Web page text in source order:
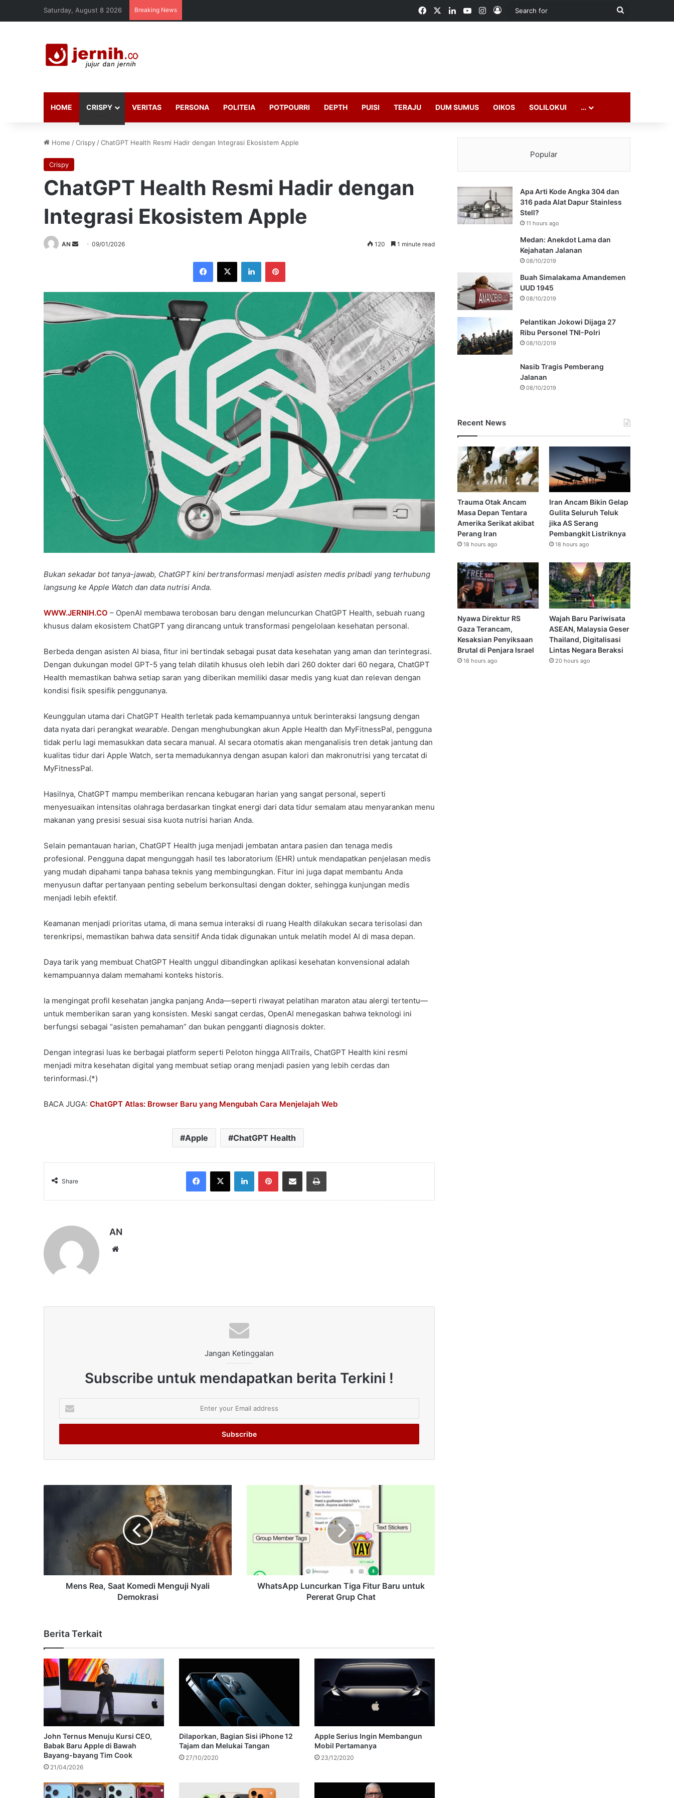
Saturday, August 8 2026 Breaking News FacebookLinkedInYouTubeInstagram
Log In
Search
HOME CRISPY VERITAS PERSONA POLITEIA POTPOURRI DEPTH PUISI TERAJU DUM SUMUS OIKOS SOLILOKUI …
Home /Crispy /ChatGPT Health Resmi Hadir dengan Integrasi Ekosistem Apple
Crispy
ChatGPT Health Resmi Hadir dengan
Integrasi Ekosistem Apple
AN
Send09/01/2026 120 1 minute read
Facebook
X LinkedInPinterest
Bukan sekadar bot tanya-jawab, ChatGPT kini bertransformasi menjadi asisten medis pribadi yang terhubung
langsung ke Apple Watch dan data nutrisi Anda.
WWW.JERNIH.CO – OpenAI membawa terobosan baru dengan meluncurkan ChatGPT Health, sebuah ruang
khusus dalam ekosistem ChatGPT yang dirancang untuk transformasi pengelolaan kesehatan personal.
Berbeda dengan asisten AI biasa, fitur ini bertindak sebagai pusat data kesehatan yang aman dan terintegrasi.
Dengan dukungan model GPT-5 yang telah dilatih khusus oleh lebih dari 260 dokter dari 60 negara, ChatGPT
Health memastikan bahwa setiap saran yang diberikan memiliki dasar medis yang kuat dan relevan dengan
kondisi fisik spesifik penggunanya.
Keunggulan utama dari ChatGPT Health terletak pada kemampuannya untuk berinteraksi langsung dengan
data nyata dari perangkat wearable. Dengan menghubungkan akun Apple Health dan MyFitnessPal, pengguna
tidak perlu lagi memasukkan data secara manual. AI secara otomatis akan menganalisis tren detak jantung dan
kualitas tidur dari Apple Watch, serta memadukannya dengan asupan kalori dan makronutrisi yang tercatat di
MyFitnessPal.
Hasilnya, ChatGPT mampu memberikan rencana kebugaran harian yang sangat personal, seperti
menyesuaikan intensitas olahraga berdasarkan tingkat energi dari data tidur semalam atau menyarankan menu
makanan yang presisi sesuai sisa kuota nutrisi harian Anda.
Selain pemantauan harian, ChatGPT Health juga menjadi jembatan antara pasien dan tenaga medis
profesional. Pengguna dapat mengunggah hasil tes laboratorium (EHR) untuk mendapatkan penjelasan medis
yang mudah dipahami tanpa bahasa teknis yang membingungkan. Fitur ini juga dapat membantu Anda
menyusun daftar pertanyaan penting sebelum berkonsultasi dengan dokter, sehingga kunjungan medis
menjadi lebih efektif.
Keamanan menjadi prioritas utama, di mana semua interaksi di ruang Health dilakukan secara terisolasi dan
terenkripsi, memastikan bahwa data sensitif Anda tidak digunakan untuk melatih model AI di masa depan.
Daya tarik yang membuat ChatGPT Health unggul dibandingkan aplikasi kesehatan konvensional adalah
kemampuannya dalam memahami konteks historis.
Ia mengingat profil kesehatan jangka panjang Anda—seperti riwayat pelatihan maraton atau alergi tertentu—
untuk memberikan saran yang konsisten. Meski sangat cerdas, OpenAI menegaskan bahwa teknologi ini
berfungsi sebagai “asisten pemahaman” dan bukan pengganti diagnosis dokter.
Dengan integrasi luas ke berbagai platform seperti Peloton hingga AllTrails, ChatGPT Health kini resmi
menjadi mitra kesehatan digital yang membuat setiap orang menjadi pasien yang lebih cerdas dan
terinformasi.(*)
BACA JUGA: ChatGPT Atlas: Browser Baru yang Mengubah Cara Menjelajah Web
Apple ChatGPT Health
Share
Facebook
X LinkedInPinterestShare via Email Print
AN
Jangan Ketinggalan
Subscribe untuk mendapatkan berita Terkini !
your
Email
Mens Rea, Saat Komedi Menguji Nyali
Demokrasi
WhatsApp Luncurkan Tiga Fitur Baru untuk
Pererat Grup Chat
Berita Terkait
John Ternus Menuju Kursi CEO,
Babak Baru Apple di Bawah
Bayang-bayang Tim Cook
21/04/2026
Dilaporkan, Bagian Sisi iPhone 12
Tajam dan Melukai Tangan
27/10/2020
Apple Serius Ingin Membangun
Mobil Pertamanya
23/12/2020
Popular
Apa Arti Kode Angka 304 dan
316 pada Alat Dapur Stainless
Stell?
11 hours ago
Medan: Anekdot Lama dan
Kejahatan Jalanan
08/10/2019
Buah Simalakama Amandemen
UUD 1945
08/10/2019
Pelantikan Jokowi Dijaga 27
Ribu Personel TNI-Polri
08/10/2019
Nasib Tragis Pemberang
Jalanan
08/10/2019
Recent News
Trauma Otak Ancam
Masa Depan Tentara
Amerika Serikat akibat
Perang Iran
18 hours ago
Iran Ancam Bikin Gelap
Gulita Seluruh Teluk
jika AS Serang
Pembangkit Listriknya
18 hours ago
Nyawa Direktur RS
Gaza Terancam,
Kesaksian Penyiksaan
Brutal di Penjara Israel
18 hours ago
Wajah Baru Pariwisata
ASEAN, Malaysia Geser
Thailand, Digitalisasi
Lintas Negara Beraksi
20 hours ago